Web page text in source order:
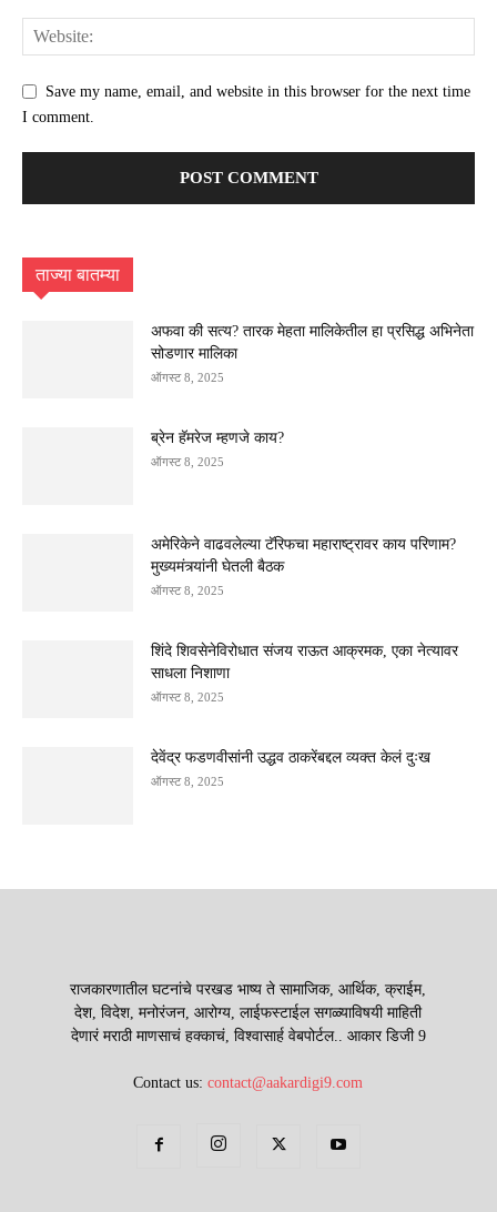
Save my name, email, and website in this browser for the next time
I comment.
ताज्या बातम्या
अफवा की सत्य? तारक मेहता मालिकेतील हा प्रसिद्ध अभिनेता
सोडणार मालिका
ऑगस्ट 8, 2025
ब्रेन हॅमरेज म्हणजे काय?
ऑगस्ट 8, 2025
अमेरिकेने वाढवलेल्या टॅरिफचा महाराष्ट्रावर काय परिणाम?
मुख्यमंत्र्यांनी घेतली बैठक
ऑगस्ट 8, 2025
शिंदे शिवसेनेविरोधात संजय राऊत आक्रमक, एका नेत्यावर
साधला निशाणा
ऑगस्ट 8, 2025
देवेंद्र फडणवीसांनी उद्धव ठाकरेंबद्दल व्यक्त केलं दुःख
ऑगस्ट 8, 2025
राजकारणातील घटनांचे परखड भाष्य ते सामाजिक, आर्थिक, क्राईम,
देश, विदेश, मनोरंजन, आरोग्य, लाईफस्टाईल सगळ्याविषयी माहिती
देणारं मराठी माणसाचं हक्काचं, विश्वासार्ह वेबपोर्टल.. आकार डिजी 9
Contact us:contact@aakardigi9.com